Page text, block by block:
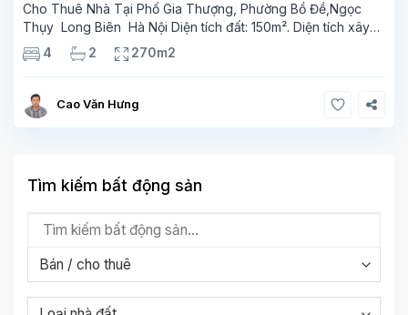
Cho Thuê Nhà Tại Phố Gia Thượng, Phường Bồ Đề,Ngọc
Thụy Long Biên Hà Nội Diện tích đất: 150m². Diện tích xây
dựng: 90m² x 4 tầng, 4 phòng ngủ,2 phòng tắm Tầng 1
phong khách, phòng ăn phòng bếp wc Tầng 2-2 phòng
4 2 270m2
Cao Văn Hưng
Tìm kiếm bất động sản